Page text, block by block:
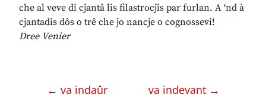
che al veve di cjantâ lis filastrocjis par furlan. A ‘nd à
cjantadis dôs o trê che jo nancje o cognossevi!
Dree Venier
← va indaûr va indevant →